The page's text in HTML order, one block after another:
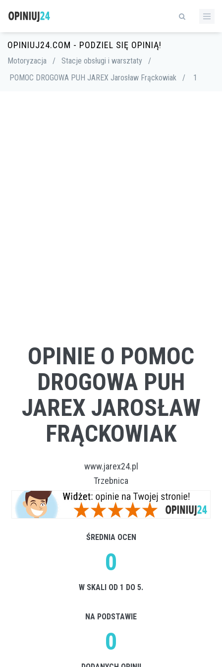
OPINIUJ24.COM - PODZIEL SIĘ OPINIĄ!
Motoryzacja / Stacje obsługi i warsztaty
/
POMOC DROGOWA PUH JAREX Jarosław Frąckowiak
/ 1
OPINIE O POMOC
DROGOWA PUH
JAREX JAROSŁAW
FRĄCKOWIAK
www.jarex24.pl
Trzebnica
ŚREDNIA OCEN
0
W SKALI OD 1 DO 5.
NA PODSTAWIE
0